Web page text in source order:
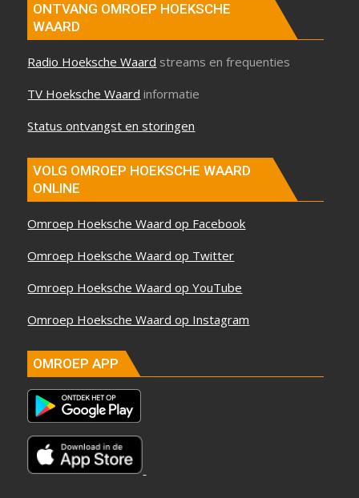
ONTVANG OMROEP HOEKSCHE
WAARD
Radio Hoeksche Waard streams en frequenties
TV Hoeksche Waard informatie
Status ontvangst en storingen
VOLG OMROEP HOEKSCHE WAARD
ONLINE
Omroep Hoeksche Waard op Facebook
Omroep Hoeksche Waard op Twitter
Omroep Hoeksche Waard op YouTube
Omroep Hoeksche Waard op Instagram
OMROEP APP